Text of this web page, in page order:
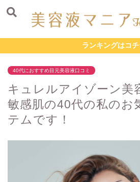
ランキングはコチ
40代におすすめ目元美容液口コミ
キュレルアイゾーン美
敏感肌の40代の私のお
テムです！